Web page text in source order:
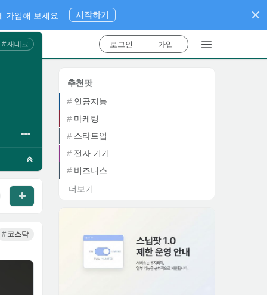
로그인 가입
재테크
코스닥
추천팟
인공지능
마케팅
스타트업
전자 기기
비즈니스
더보기
가입해 보세요. 시작하기